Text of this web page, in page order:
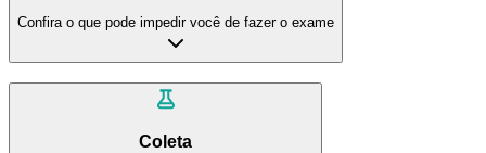
Confira o que pode impedir você de fazer o exame
Coleta